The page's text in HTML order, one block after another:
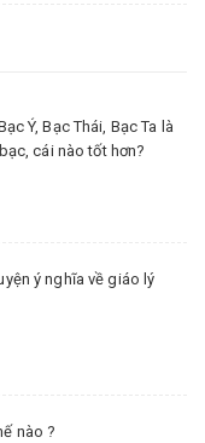
Ý, Bạc Thái, Bạc Ta là
cái nào tốt hơn?
ý nghĩa về giáo lý
nào ?